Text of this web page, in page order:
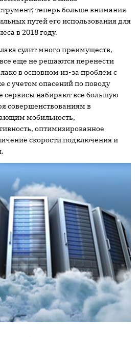
теперь больше внимания
путей его использования для
в 2018 году.
сулит много преимуществ,
еще не решаются перенести
в основном из-за проблем с
с учетом опасений по поводу
сервисы набирают все большую
совершенствованиям в
мобильность,
оптимизированное
скорости подключения и